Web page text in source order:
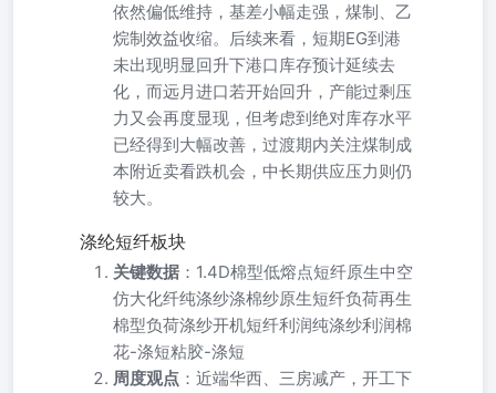
依然偏低维持，基差小幅走强，煤制、乙
烷制效益收缩。后续来看，短期EG到港
未出现明显回升下港口库存预计延续去
化，而远月进口若开始回升，产能过剩压
力又会再度显现，但考虑到绝对库存水平
已经得到大幅改善，过渡期内关注煤制成
本附近卖看跌机会，中长期供应压力则仍
较大。
涤纶短纤板块
关键数据 ：1.4D棉型低熔点短纤原生中空
仿大化纤纯涤纱涤棉纱原生短纤负荷再生
棉型负荷涤纱开机短纤利润纯涤纱利润棉
花-涤短粘胶-涤短
周度观点 ：近端华西、三房减产，开工下